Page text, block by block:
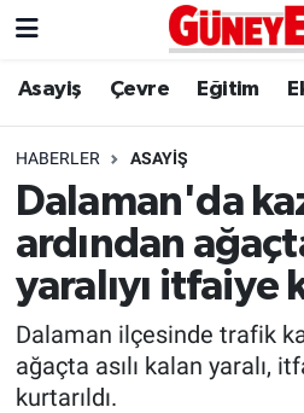
Asayiş Çevre Eğitim
HABERLER ASAYIŞ
Dalaman'da
ardından
yaralıyı itfaiye
Dalaman ilçesinde trafik
ağaçta asılı kalan yaralı,
kurtarıldı.
Asayiş
Çevre
Eğitim
Ekonomi
Gündem
Kültür Sanat
İstanbul Hava Durumu
İstanbul Trafik Yoğunluk
Süper Lig Puan Durumu
Tüm Manşetler
Son Dakika Haberleri
Haber Arşivi